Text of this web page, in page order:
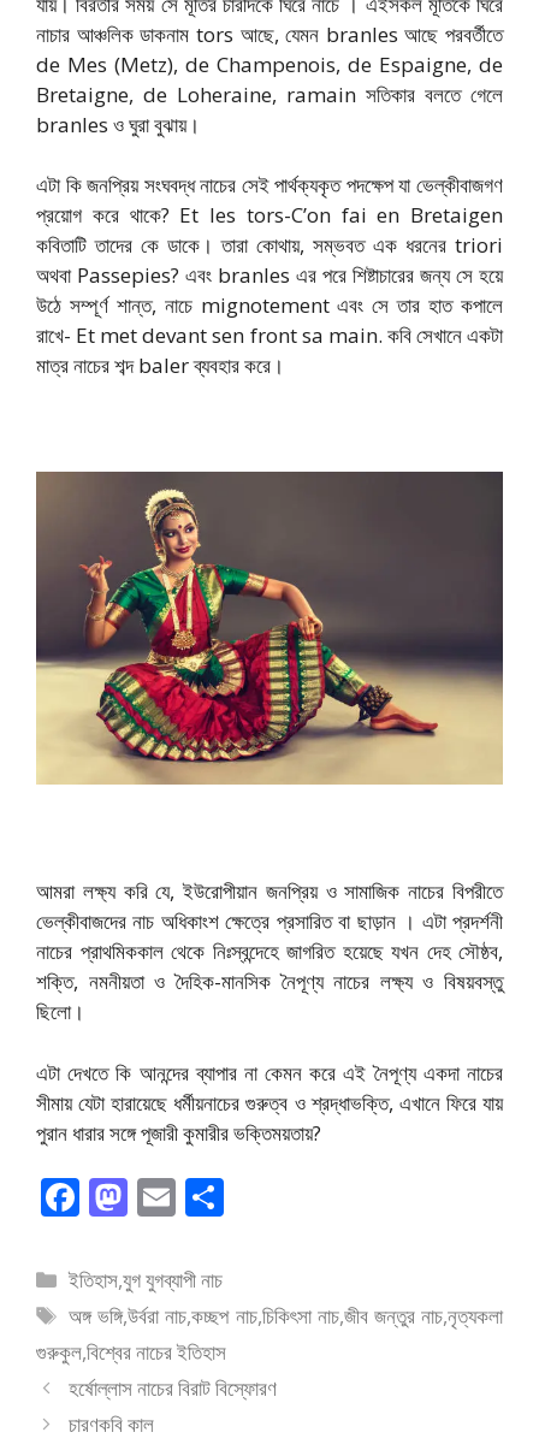
নাচার আঞ্চলিক ডাকনাম tors আছে, যেমন branles আছে পরবর্তীতে
de Mes (Metz), de Champenois, de Espaigne, de
Bretaigne, de Loheraine, ramain সতিকার বলতে গেলে
branles ও ঘুরা বুঝায়।
এটা কি জনপ্রিয় সংঘবদ্ধ নাচের সেই পার্থক্যকৃত পদক্ষেপ যা ভেল্কীবাজগণ
প্রয়োগ করে থাকে? Et les tors-C’on fai en Bretaigen
কবিতাটি তাদের কে ডাকে। তারা কোথায়, সম্ভবত এক ধরনের triori
অথবা Passepies? এবং branles এর পরে শিষ্টাচারের জন্য সে হয়ে
উঠে সম্পূর্ণ শান্ত, নাচে mignotement এবং সে তার হাত কপালে
রাখে- Et met devant sen front sa main. কবি সেখানে একটা
মাত্র নাচের শব্দ baler ব্যবহার করে।
আমরা লক্ষ্য করি যে, ইউরোপীয়ান জনপ্রিয় ও সামাজিক নাচের বিপরীতে
ভেল্কীবাজদের নাচ অধিকাংশ ক্ষেত্রে প্রসারিত বা ছাড়ান । এটা প্রদর্শনী
নাচের প্রাথমিককাল থেকে নিঃস্বন্দেহে জাগরিত হয়েছে যখন দেহ সৌষ্ঠব,
শক্তি, নমনীয়তা ও দৈহিক-মানসিক নৈপূণ্য নাচের লক্ষ্য ও বিষয়বস্তু
ছিলো।
এটা দেখতে কি আনন্দের ব্যাপার না কেমন করে এই নৈপূণ্য একদা নাচের
সীমায় যেটা হারায়েছে ধর্মীয়নাচের গুরুত্ব ও শ্রদ্ধাভক্তি, এখানে ফিরে যায়
পুরান ধারার সঙ্গে পূজারী কুমারীর ভক্তিময়তায়?
F
e
b
o
o
k
M
to
d
o
n
E
ai
l e
বিভাগ
সমূহ
ইতিহাস,যুগ যুগব্যাপী নাচ
ট্যাগ
সমূহ
অঙ্গ ভঙ্গি,উর্বরা নাচ,কচ্ছপ নাচ,চিকিৎসা নাচ,জীব জন্তুর নাচ,নৃত্যকলা
গুরুকুল,বিশ্বের নাচের ইতিহাস
হর্ষোল্লাস নাচের বিরাট বিস্ফোরণ
চারণকবি কাল